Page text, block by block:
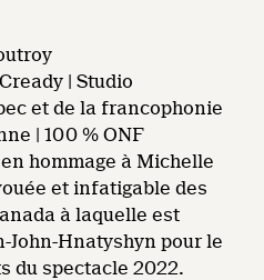
| Studio
et de la francophonie
| 100 % ONF
hommage à Michelle
et infatigable des
à laquelle est
John-Hnatyshyn pour le
du spectacle 2022.